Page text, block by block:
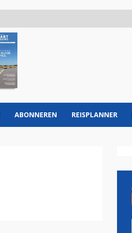
ABONNEREN REISPLANNER